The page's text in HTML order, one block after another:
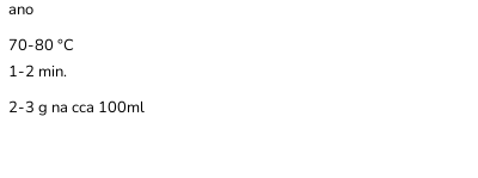
ano
70-80 °C
1-2 min.
2-3 g na cca 100ml